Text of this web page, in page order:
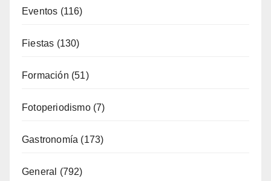
Eventos (116)
Fiestas (130)
Formación (51)
Fotoperiodismo(7)
Gastronomía (173)
General (792)